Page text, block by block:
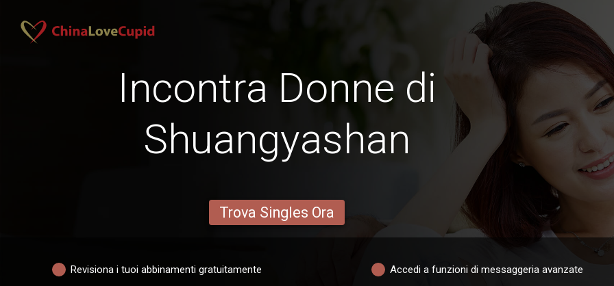
Incontra Donne di
Shuangyashan
Trova Singles Ora
Revisiona i tuoi abbinamenti gratuitamente Accedi a funzioni di messaggeria avanzate